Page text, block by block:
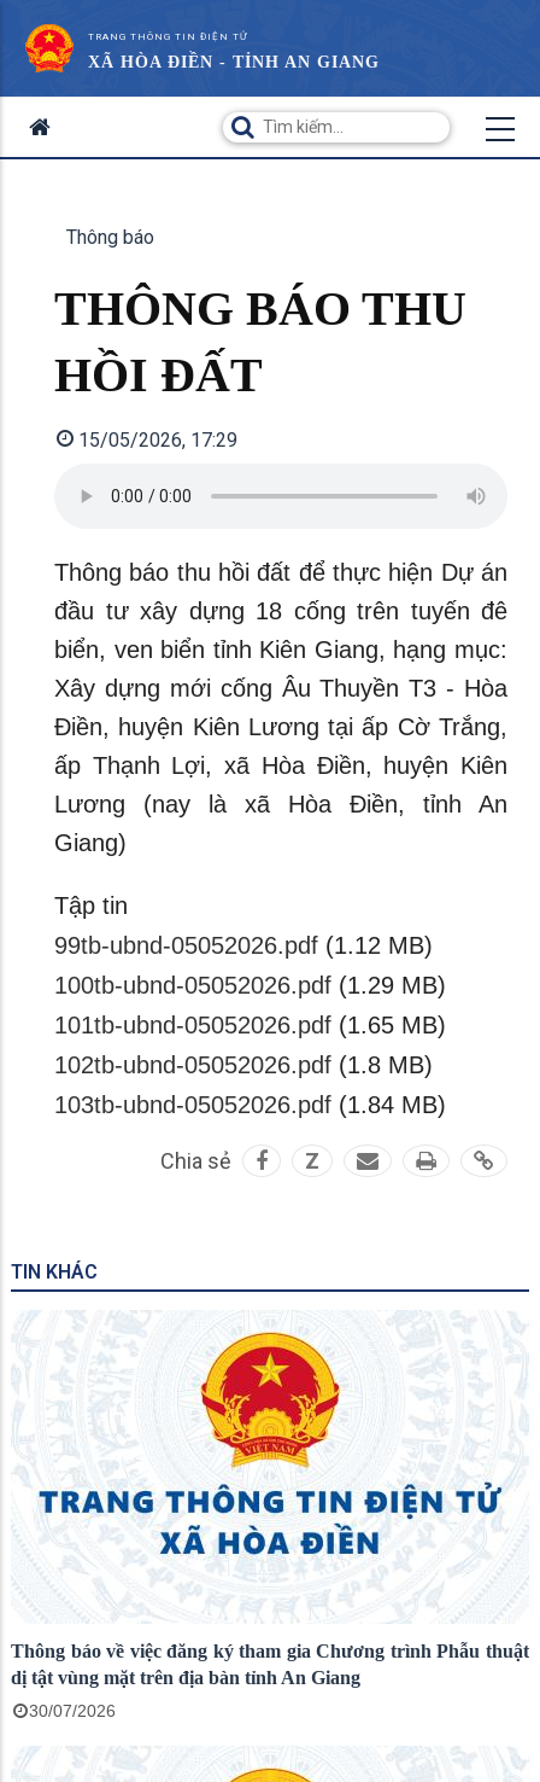
TRANG THÔNG TIN ĐIỆN TỬ
XÃ HÒA ĐIỀN - TỈNH AN GIANG
Thông báo
THÔNG BÁO THU
HỒI ĐẤT
15/05/2026, 17:29
Thông báo thu hồi đất để thực hiện Dự án
đầu tư xây dựng 18 cống trên tuyến đê
biển, ven biển tỉnh Kiên Giang, hạng mục:
Xây dựng mới cống Âu Thuyền T3 - Hòa
Điền, huyện Kiên Lương tại ấp Cờ Trắng,
ấp Thạnh Lợi, xã Hòa Điền, huyện Kiên
Lương (nay là xã Hòa Điền, tỉnh An
Giang)
Tập tin
99tb-ubnd-05052026.pdf (1.12 MB)
100tb-ubnd-05052026.pdf (1.29 MB)
101tb-ubnd-05052026.pdf (1.65 MB)
102tb-ubnd-05052026.pdf (1.8 MB)
103tb-ubnd-05052026.pdf (1.84 MB)
Chia sẻ Z
TIN KHÁC
Thông báo về việc đăng ký tham gia Chương trình Phẫu thuật
dị tật vùng mặt trên địa bàn tỉnh An Giang
30/07/2026